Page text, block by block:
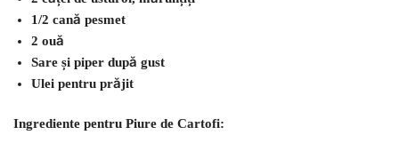
1/2 cană pesmet
2 ouă
Sare și piper după gust
Ulei pentru prăjit
Ingrediente pentru Piure de Cartofi: